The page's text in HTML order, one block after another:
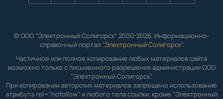
© ООО "Электронный Солигорск" 2000-2026. Информационно-
справочный портал "Электронный Солигорск".
Частичное или полное копирование любых материалов сайта
возможно только с письменного разрешения администрации ООО
"Электронный Солигорск".
При копировании авторских материалов запрещено использование
атрибута rel="nofollow" и любого тела ссылки, кроме "Электронный